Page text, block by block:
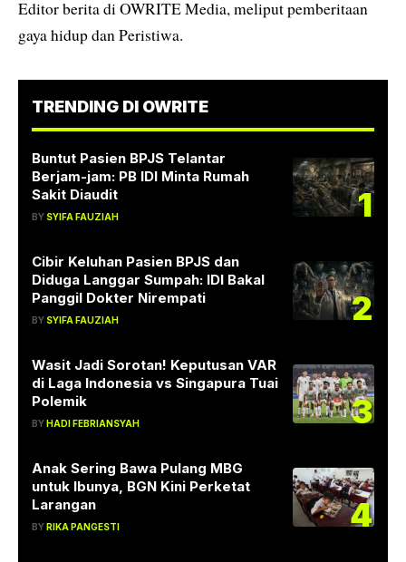
Editor berita di OWRITE Media, meliput pemberitaan
gaya hidup dan Peristiwa.
TRENDING DI OWRITE
Buntut Pasien BPJS Telantar
Berjam-jam: PB IDI Minta Rumah
Sakit Diaudit
BY SYIFA FAUZIAH 1
Cibir Keluhan Pasien BPJS dan
Diduga Langgar Sumpah: IDI Bakal
Panggil Dokter Nirempati
BY SYIFA FAUZIAH 2
Wasit Jadi Sorotan! Keputusan VAR
di Laga Indonesia vs Singapura Tuai
Polemik
BYHADI FEBRIANSYAH 3
Anak Sering Bawa Pulang MBG
untuk Ibunya, BGN Kini Perketat
Larangan
BYRIKA PANGESTI 4